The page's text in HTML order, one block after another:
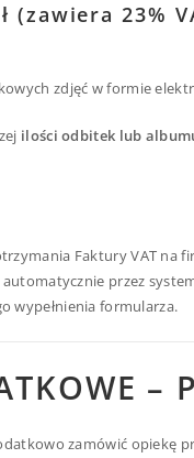
(zawiera 23%
zdjęć w formie
ilości odbitek lub
Faktury VAT na
przez
wypełnienia formularza.
–
zamówić opiekę